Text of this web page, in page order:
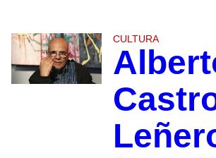
CULTURA